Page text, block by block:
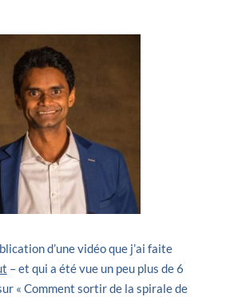
d’une vidéo que j’ai faite
– et qui a été vue un peu plus de 6
« Comment sortir de la spirale de